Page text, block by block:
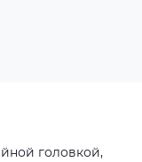
головкой,